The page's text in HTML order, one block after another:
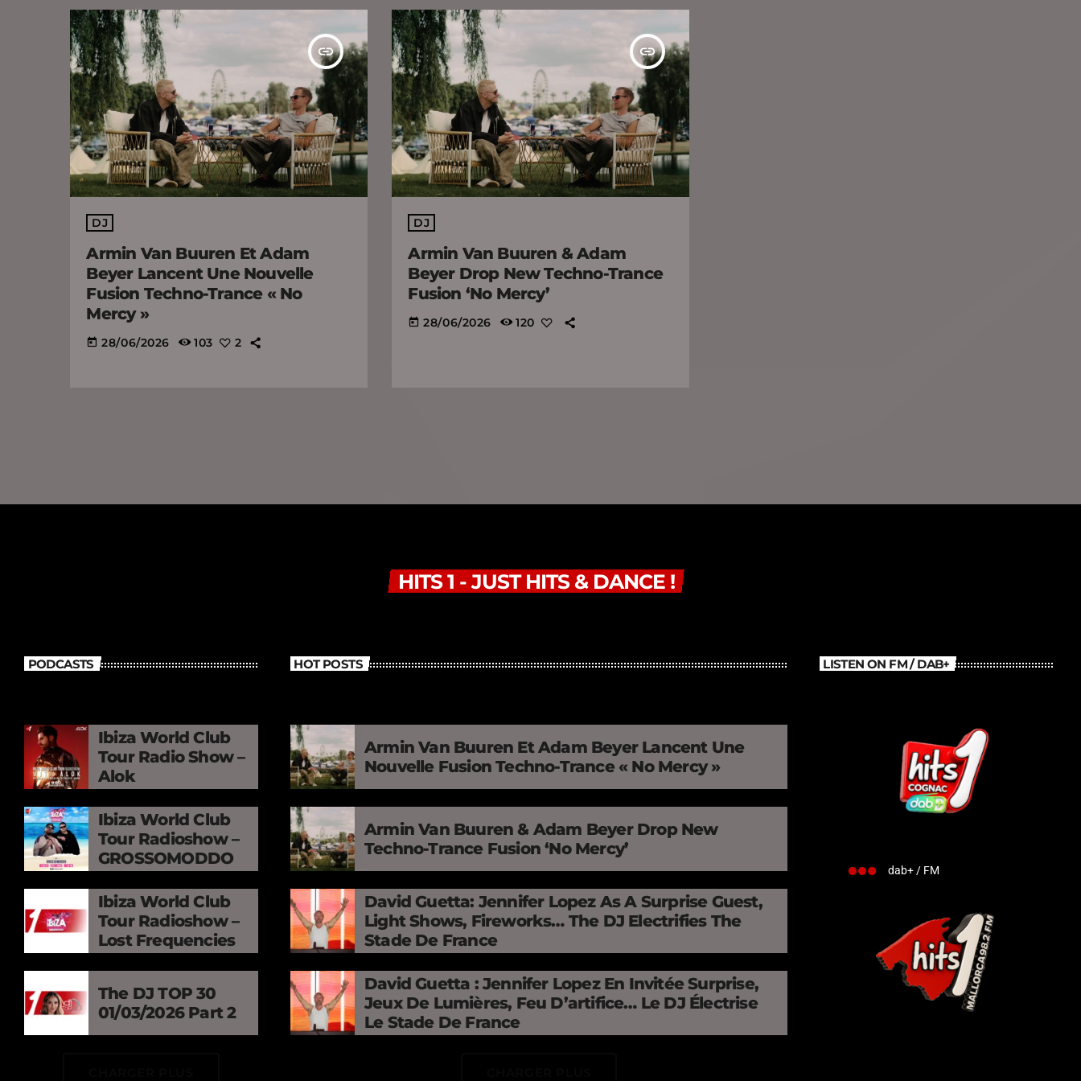
insert_link
DJ
Armin Van Buuren Et Adam
Beyer Lancent Une Nouvelle
Fusion Techno-Trance « No
Mercy »
today 28/06/2026 103 2
insert_link
DJ
Armin Van Buuren & Adam
Beyer Drop New Techno-Trance
Fusion ‘No Mercy’
today 28/06/2026 120
HITS 1 - JUST HITS & DANCE !
PODCASTS
Ibiza World Club
Tour Radio Show –
Alok
Ibiza World Club
Tour Radioshow –
GROSSOMODDO
Ibiza World Club
Tour Radioshow –
Lost Frequencies
The DJ TOP 30
01/03/2026 Part 2
HOT POSTS
Armin Van Buuren Et Adam Beyer Lancent Une
Nouvelle Fusion Techno-Trance « No Mercy »
Armin Van Buuren & Adam Beyer Drop New
Techno-Trance Fusion ‘No Mercy’
David Guetta: Jennifer Lopez As A Surprise Guest,
Light Shows, Fireworks… The DJ Electrifies The
Stade De France
David Guetta : Jennifer Lopez En Invitée Surprise,
Jeux De Lumières, Feu D’artifice… Le DJ Électrise
Le Stade De France
LISTEN ON FM / DAB+
dab+ / FM